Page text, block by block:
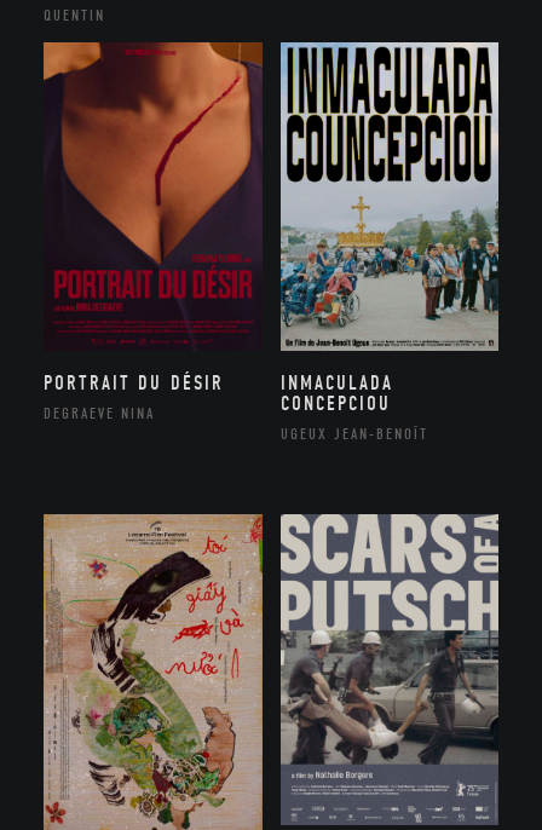
QUENTIN
PORTRAIT DU DÉSIR
DEGRAEVE NINA
INMACULADA
CONCEPCIOU
UGEUX JEAN-BENOÎT